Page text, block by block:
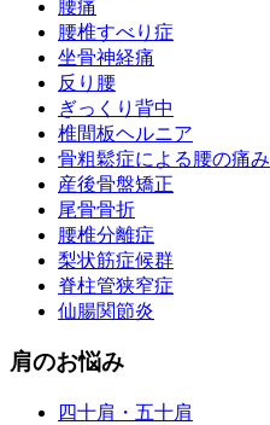
腰痛
腰椎すべり症
坐骨神経痛
反り腰
ぎっくり背中
椎間板ヘルニア
骨粗鬆症による腰の痛み
産後骨盤矯正
尾骨骨折
腰椎分離症
梨状筋症候群
脊柱管狭窄症
仙腸関節炎
肩のお悩み
四十肩・五十肩